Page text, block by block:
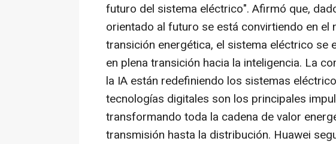
futuro del sistema eléctrico". Afirmó que,
orientado al futuro se está convirtiendo en el
transición energética, el sistema eléctrico se
en plena transición hacia la inteligencia. La
la IA están redefiniendo los sistemas
tecnologías digitales son los principales
transformando toda la cadena de valor
transmisión hasta la distribución. Huawei